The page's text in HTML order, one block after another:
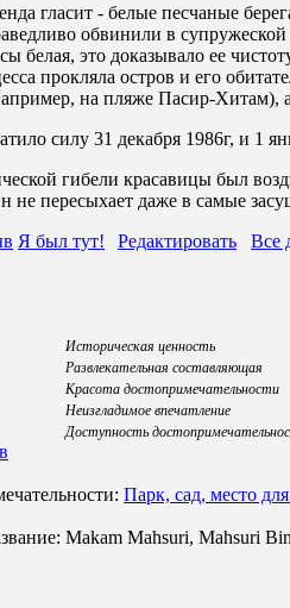
гласит - белые песчаные
обвинили в
белая, это доказывало ее
прокляла остров и его
на пляже Пасир-Хитам), а
силу 31 декабря 1986г, и 1
гибели красавицы был
не пересыхает даже в самые
Я был тут! Редактировать Все
Историческая ценность
Развлекательная составляющая
Красота достопримечательности
Неизгладимое впечатление
Доступность
Парк, сад, место
Makam Mahsuri, Mahsuri